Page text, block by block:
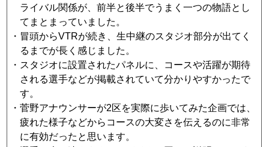
ライバル関係が、前半と後半でうまく一つの物語とし
てまとまっていました。
・冒頭からVTRが続き、生中継のスタジオ部分が出てく
るまでが長く感じました。
・スタジオに設置されたパネルに、コースや活躍が期待
される選手などが掲載されていて分かりやすかったで
す。
・菅野アナウンサーが2区を実際に歩いてみた企画では、
疲れた様子などからコースの大変さを伝えるのに非常
に有効だったと思います。